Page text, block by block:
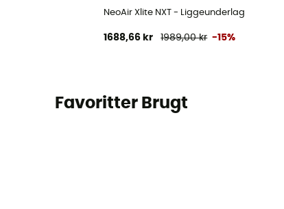
NeoAir Xlite NXT - Liggeunderlag
1688,66 kr 1989,00 kr -15%
Favoritter Brugt